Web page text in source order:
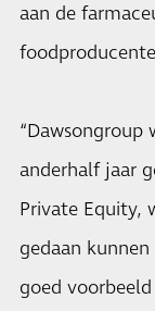
aan de
anderhalf jaar
Private Equity,
gedaan
goed